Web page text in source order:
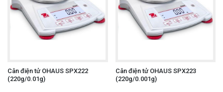
Cân điện tử OHAUS SPX222
(220g/0.01g)
Cân điện tử OHAUS SPX223
(220g/0.001g)